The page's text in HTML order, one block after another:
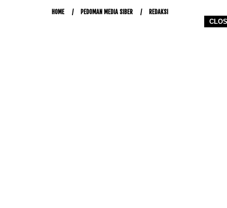
HOME PEDOMAN MEDIA SIBER REDAKSI